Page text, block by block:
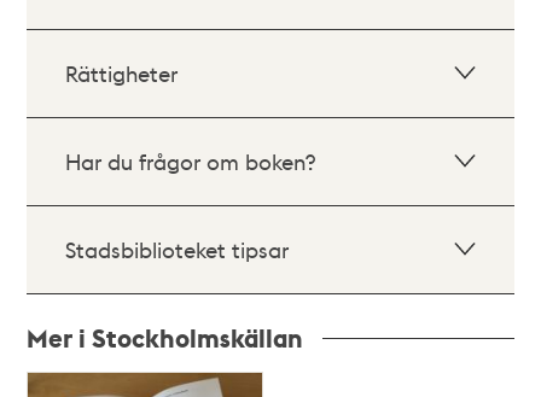
Rättigheter
Har du frågor om boken?
Stadsbiblioteket tipsar
Mer i Stockholmskällan
Relaterade